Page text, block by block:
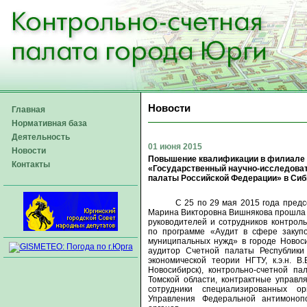
Главная
Нормативная база
Деятельность
Новости
Контакты
Новости
01 июня 2015
Повышение квалификации в
«Государственный научно-
палаты Российской Федерации» в
С 25 по 29 мая 2015 года
Марина Викторовна Вишнякова
руководителей и сотрудников
по программе «Аудит в сфере
муниципальных нужд» в городе
аудитор Счетной палаты
экономической теории НГТУ, к.э.н.
Новосибирск), контрольно-счетной
Томской области, контрактные
сотрудники специализированных
Управления Федеральной